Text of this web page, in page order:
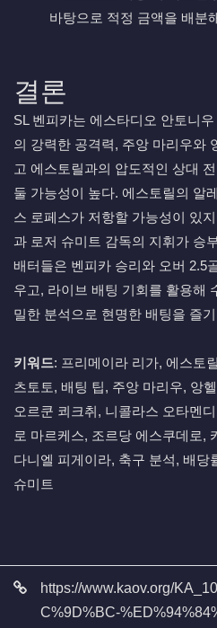
바탕으로 적정 금액을 배분
결론
SL 벤피카는 에스타디오 안토니
의 강력한 공격력, 주앙 마리우와
고 에스토릴과의 압도적인 상대
둘 가능성이 높다. 에스토릴의 알
스 로페스가 저항할 가능성이 있
과 로저 슈미트 감독의 지휘가 승
배터들은 벤피카 승리와 오버 2.5
우고, 라이브 배팅 기회를 활용해
밀한 분석으로 현명한 배팅을 즐
키워드: 프리메이라 리가, 에스토
츠토토, 배팅 팁, 주앙 마리우, 앙
오르쿤 쾨크취, 니콜라스 오타멘
로 마르케스, 조르당 에스쿠데로,
다니엘 피게이라, 축구 분석, 배당
슈미트
관련자료https://www.kaov.org/
C%9D%BC-